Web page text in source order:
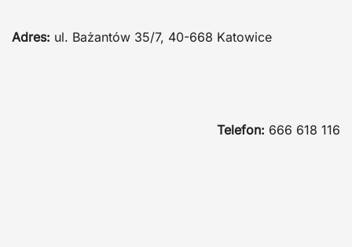
Adres: ul. Bażantów 35/7, 40-668 Katowice
Telefon: 666 618 116